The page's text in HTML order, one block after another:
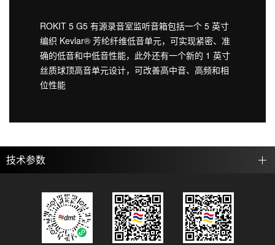
ROKIT 5 G5 有源录音室监听音箱包括一个 5 英寸
编织 Kevlar® 芳纶纤维低音单元，可实现紧密、准
确的低音和中低音性能，此外还有一个新的 1 英寸
丝质球顶高音单元设计，可改善高中音、高频和相
位性能
技术参数